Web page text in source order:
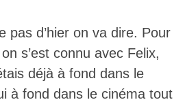
pas d’hier on va dire. Pour
s’est connu avec Felix,
déjà à fond dans le
à fond dans le cinéma tout